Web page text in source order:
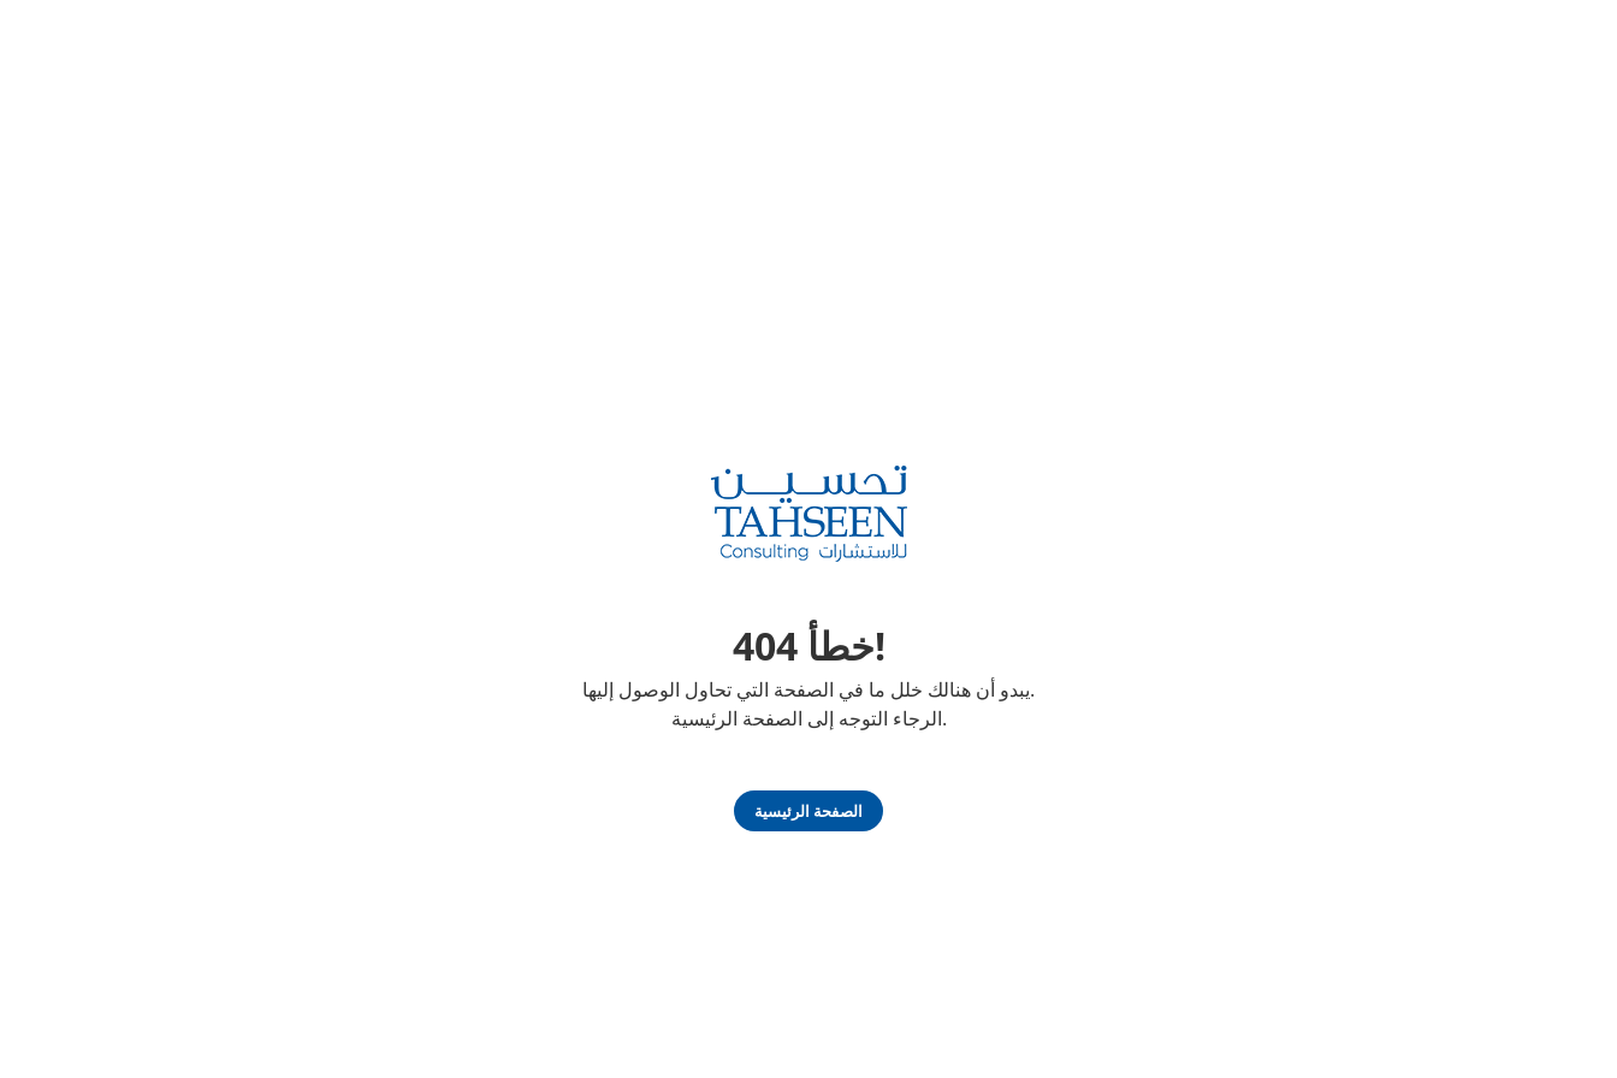
خطأ 404!
يبدو أن هنالك خلل ما في الصفحة التي تحاول الوصول إليها.
الرجاء التوجه إلى الصفحة الرئيسية.
الصفحة الرئيسية